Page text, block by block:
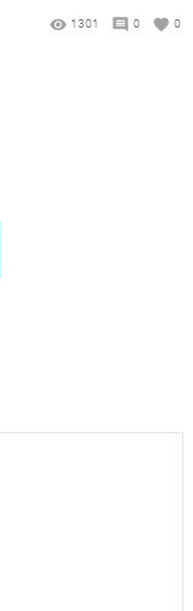
1301 0 0